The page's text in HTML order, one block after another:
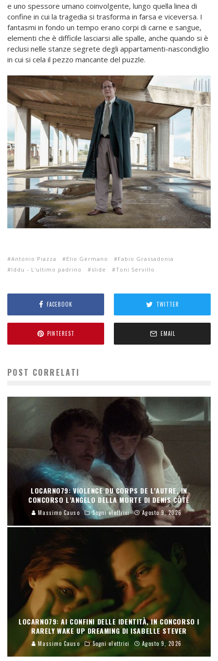
e uno spessore umano coinvolgente, lungo quella linea di
confine in cui la tragedia si trasforma in farsa e viceversa. I
fantasmi in fondo un tempo erano corpi di carne e sangue,
elementi che è difficile lasciarsi alle spalle, anche quando si è
reclusi nelle stanze segrete degli appartamenti-nascondiglio
in cui si cela il pezzo mancante del puzzle.
Antonio Piazza Elio Germano
Fabio Grassadonia
Iddu - L'ultimo padrino
slide Toni Servillo
FACEBOOK TWITTER
PINTEREST EMAIL
POST CORRELATI
LOCARNO79: VIOLENCE DU CORPS DE L’AUTRE, IN
CONCORSO L’ANGELO DELLA MORTE DI DENIS CÔTÉ
Massimo Causo Sogni elettrici Agosto 9, 2026
LOCARNO79: AI CONFINI DELLE IDENTITÀ, IN CONCORSO I
RARELY WAKE UP DREAMING DI ISABELLE STEVER
Massimo Causo Sogni elettrici Agosto 9, 2026